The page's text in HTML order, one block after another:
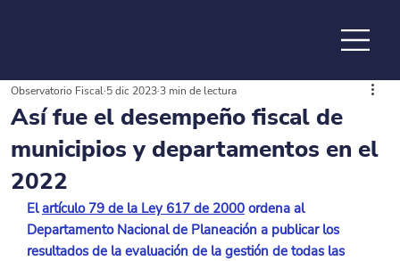
de la
Así fue el desempeño fiscal de
municipios y departamentos en el
2022
Observatorio Fiscal 5 dic 20233 min de lectura
El artículo 79 de la Ley 617 de 2000 ordena al
Departamento Nacional de Planeación a publicar los
resultados de la evaluación de la gestión de todas las